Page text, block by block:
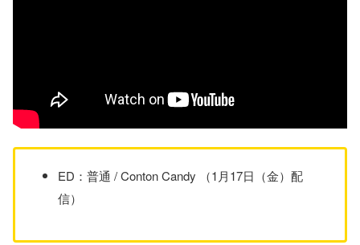
ED：普通 / Conton Candy （1月17日（金）配
信）